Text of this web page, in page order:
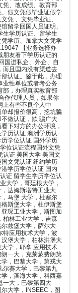
凭、改成绩、教育部
假文凭假毕业证假学
凭 、文凭毕业证、
留学回国人员证明、
生学历认证、留学生
学历、加拿大文凭学
【业务选择办
朋友看下学历认证的
国进私企、外企、自
而且国内没有渠道去
认证。鉴于此，办理
业性单位或者考公务
部，办理真实教育部
作代理人员，如果你
上有些不良个人中
却报价很高，挖坑骗
做认证，欺 骗广大
下对方的办公环境，
历认证 澳洲学历认
学位认证 国外学历
位认证流程国外文凭
认证 美国大学 美国文
文凭认证 纽约学历
学历学位认证 国内
证 留学生学历学位认
大学，哥廷根大学，
达姆斯塔特工业大
马堡 大学，杜塞尔
斯堡大学，杜伊斯堡
琛工业大学，斯图加
柏林工业大学，吉森
兹堡大学，萨尔大
特应用技术大学，波
堡大学，柏林洪堡大
学，耶拿 应用技术
一大，克莱蒙费朗第
，巴黎大学，第戎大
尔赛大学，巴黎第九
，滨海大学，科西嘉
一大，巴黎第四大
大学，INSEEC，图